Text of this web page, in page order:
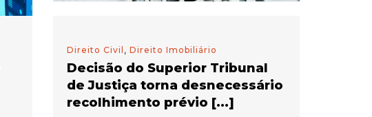
Direito Civil ,Direito Imobiliário
Decisão do Superior Tribunal
de Justiça torna desnecessário
recolhimento prévio [...]